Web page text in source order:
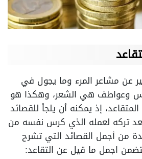
عن مشاعر المرء وما يجول في
وعواطف هي الشعر، وهكذا هو
إذ يمكنه أن يلجأ للقصائد
تركه لعمله الذي كرس نفسه من
من أجمل القصائد التي تشرح
اجمل ما قيل عن التقاعد: